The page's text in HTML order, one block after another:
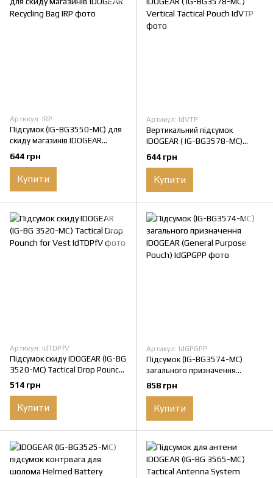
Артикул: IRP
Підсумок (IG-BG3550-MC) для
скиду магазинів IDOGEAR
Recycling Bag
644 грн
Купити
Артикул: IdVTP
Вертикальний підсумок
IDOGEAR ( IG-BG3578-MC)
Vertical Tactical Pouch
644 грн
Купити
Артикул: IdTDPfV
Підсумок скиду IDOGEAR (IG-BG
3520-MC) Tactical Drop Pounch
for Vest
514 грн
Купити
Артикул: IdGPGPP
Підсумок (IG-BG3574-MC)
загального призначення
IDOGEAR (General Purpose
Pouch)
858 грн
Купити